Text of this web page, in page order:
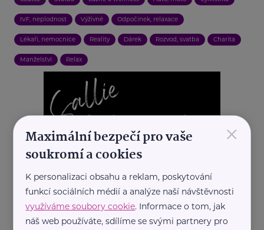
IVF, neplodnost Výživné Odpočinek, relaxace
Lékaři, nemocnice Reality Dárek Rozvod, svatba Charita
Manželství Relax
×
Maximální bezpečí pro vaše
soukromí a cookies
K personalizaci obsahu a reklam, poskytování
funkcí sociálních médií a analýze naší návštěvnosti
využíváme soubory cookie. Informace o tom, jak
náš web používáte, sdílíme se svými partnery pro